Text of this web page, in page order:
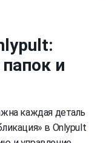
и
каждая деталь
в Onlypult